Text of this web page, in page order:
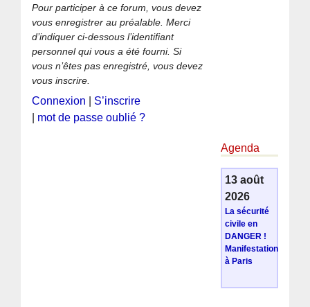
Pour participer à ce forum, vous devez
vous enregistrer au préalable. Merci
d’indiquer ci-dessous l’identifiant
personnel qui vous a été fourni. Si
vous n’êtes pas enregistré, vous devez
vous inscrire.
Connexion
S’inscrire
mot de passe oublié ?
Agenda
13 août
2026
La sécurité
civile en
DANGER !
Manifestation
à Paris